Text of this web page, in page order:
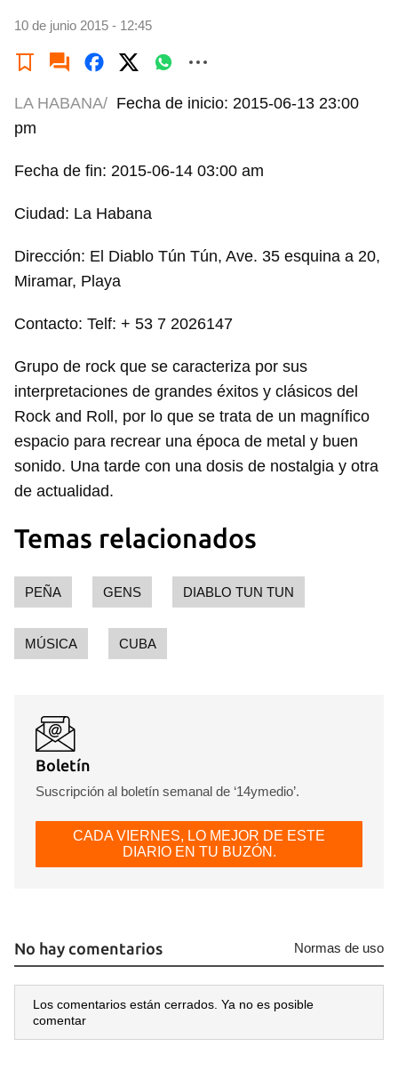
10 de junio 2015 - 12:45
LA HABANA/ Fecha de inicio: 2015-06-13 23:00
pm
Fecha de fin: 2015-06-14 03:00 am
Ciudad: La Habana
Dirección: El Diablo Tún Tún, Ave. 35 esquina a 20,
Miramar, Playa
Contacto: Telf: + 53 7 2026147
Grupo de rock que se caracteriza por sus
interpretaciones de grandes éxitos y clásicos del
Rock and Roll, por lo que se trata de un magnífico
espacio para recrear una época de metal y buen
sonido. Una tarde con una dosis de nostalgia y otra
de actualidad.
Temas relacionados
PEÑA GENS DIABLO TUN TUN
MÚSICA CUBA
Boletín
Suscripción al boletín semanal de ‘14ymedio’.
CADA VIERNES, LO MEJOR DE ESTE
DIARIO EN TU BUZÓN.
No hay comentarios Normas de uso
Los comentarios están cerrados. Ya no es posible
comentar